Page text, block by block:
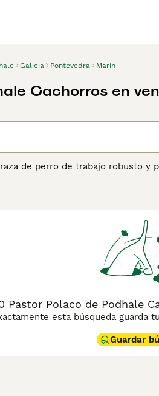
Galicia Pontevedra Marín
Cachorros en
de perro de trabajo robusto
fuerte, leal y vigilante, ideal
Pastor Polaco de Podhale
esta búsqueda guarda
Guardar